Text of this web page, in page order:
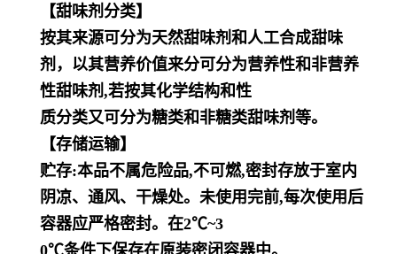
【甜味剂分类】
按其来源可分为天然甜味剂和人工合成甜味
剂，以其营养价值来分可分为营养性和非营养
性甜味剂,若按其化学结构和性
质分类又可分为糖类和非糖类甜味剂等。
【存储运输】
贮存:本品不属危险品,不可燃,密封存放于室内
阴凉、通风、干燥处。未使用完前,每次使用后
容器应严格密封。在2℃~3
0℃条件下保存在原装密闭容器中。